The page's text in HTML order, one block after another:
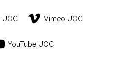
UOC Vimeo UOC
YouTube UOC